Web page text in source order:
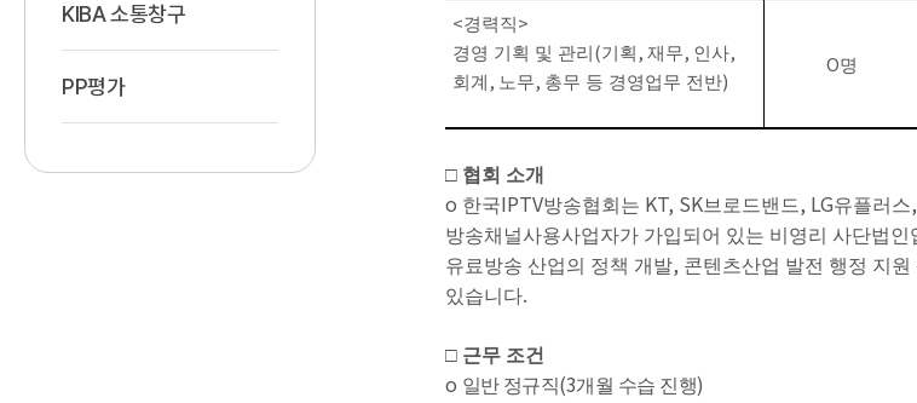
KIBA 소통창구
PP평가
<경력직>
경영 기획 및 관리 (기획 ,재무, 인사,
회계 , 노무, 총무 등 경영업무 전반)
O명
□ 협회 소개
o 한국IPTV방송협회는 KT, SK브로드밴드, LG유플러스
방송채널사용사업자가 가입되어 있는 비영리 사단법인
유료방송 산업의 정책 개발, 콘텐츠산업 발전 행정 지
있습니다.
□ 근무 조건
o 일반 정규직(3개월 수습 진행)